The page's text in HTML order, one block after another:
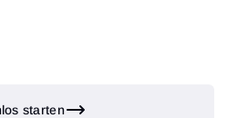
starten